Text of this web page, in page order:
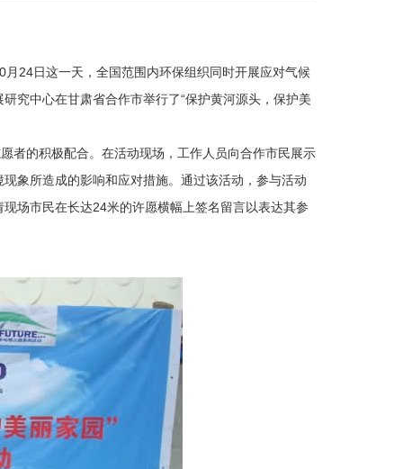
24日这一天，全国范围内环保组织同时开展应对气候
究中心在甘肃省合作市举行了“保护黄河源头，保护美
的积极配合。在活动现场，工作人员向合作市民展示
象所造成的影响和应对措施。通过该活动，参与活动
场市民在长达24米的许愿横幅上签名留言以表达其参